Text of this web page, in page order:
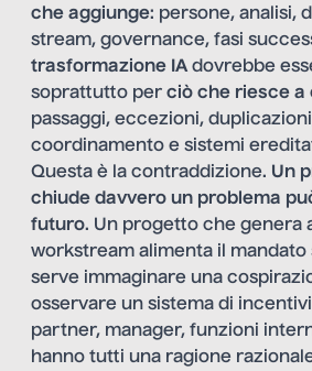
che aggiunge: persone, analisi,
stream, governance, fasi
trasformazione IA dovrebbe
soprattutto per ciò che riesce a
passaggi, eccezioni,
coordinamento e sistemi
Questa è la contraddizione. Un
chiude davvero un problema
futuro. Un progetto che genera
workstream alimenta il mandato
serve immaginare una
osservare un sistema di
partner, manager, funzioni
hanno tutti una ragione